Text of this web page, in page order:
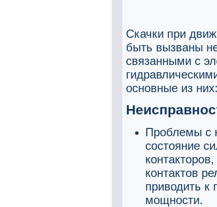
Скачки при
быть вызваны
связанными с
основные из
Проблемы с
состояние
контактов
приводить к
мощности.